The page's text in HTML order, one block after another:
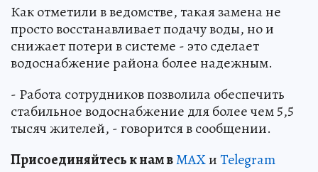
Как отметили в ведомстве, такая замена не
просто восстанавливает подачу воды, но и
снижает потери в системе - это сделает
водоснабжение района более надежным.
- Работа сотрудников позволила обеспечить
стабильное водоснабжение для более чем 5,5
тысяч жителей, - говорится в сообщении.
Присоединяйтесь к нам вMAXиTelegram